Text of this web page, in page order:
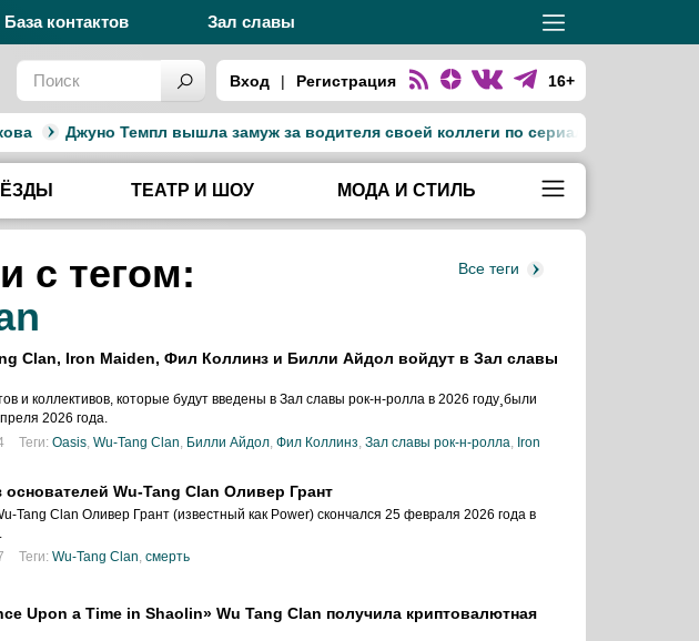
База контактов Зал славы
Вход | Регистрация 16+
Джуно Темпл вышла замуж за водителя своей коллеги по сериалу «Тед Лассо»
ТЕАТР И ШОУ МОДА И СТИЛЬ
Все теги
с тегом:
Clan, Iron Maiden, Фил Коллинз и Билли Айдол войдут в Зал славы
и коллективов, которые будут введены в Зал славы рок-н-ролла в 2026 году¸были
2026 года.
Теги: Oasis Wu-Tang Clan Билли Айдол Фил Коллинз Зал славы рок-н-ролла Iron
основателей Wu-Tang Clan Оливер Грант
Tang Clan Оливер Грант (известный как Power) скончался 25 февраля 2026 года в
Теги: Wu-Tang Clan, смерть
Upon a Time in Shaolin» Wu Tang Clan получила криптовалютная